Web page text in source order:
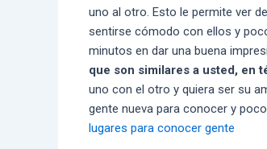
uno al otro. Esto le permite ver
sentirse cómodo con ellos y
minutos en dar una buena
que son similares a usted, en
uno con el otro y quiera ser su
gente nueva para conocer y
lugares para conocer gente